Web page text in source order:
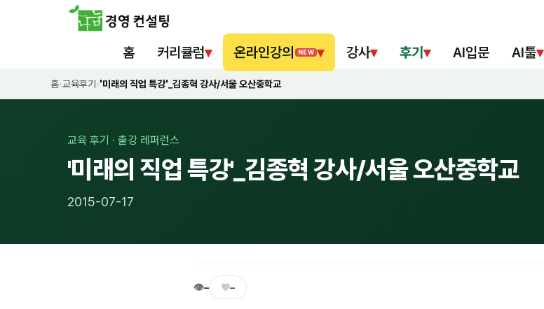
홈 커리큘럼▾ 온라인강의 NEW ▾ 강사▾ 후기 ▾ AI입문 AI툴▾
홈›교육후기 ›'미래의 직업 특강'_김종혁 강사/서울 오산중학교
교육 후기 · 출강 레퍼런스
'미래의 직업 특강'_김종혁 강사/서울 오산중학교
2015-07-17
👁– ♥–